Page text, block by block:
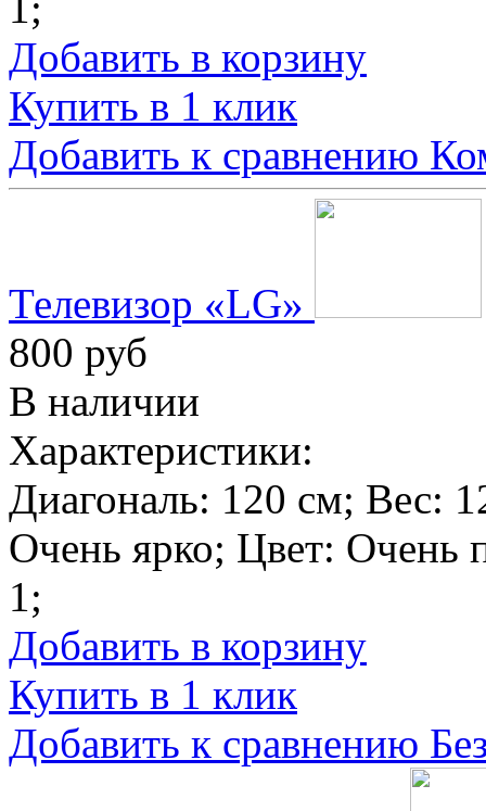
Добавить в корзину
Купить в 1 клик
Добавить к сравнению
Телевизор «LG»
800 руб
В наличии
Характеристики:
Диагональ: 120 см; Вес:
Очень ярко; Цвет: Очень
1;
Добавить в корзину
Купить в 1 клик
Добавить к сравнению